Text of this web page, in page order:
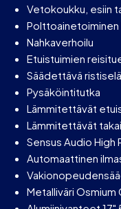
Vetokoukku, esiin
Polttoainetoiminen
Nahkaverhoilu
Etuistuimien
Säädettävä
Pysäköintitutka
Lämmitettävät
Lämmitettävät
Sensus Audio
Automaattinen
Metalliväri Osmium